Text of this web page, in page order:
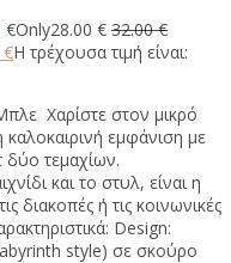
€Only28.00 € 32.00€
€Η τρέχουσα τιμή είναι:
Χαρίστε στον μικρό
εμφάνιση με
δύο τεμαχίων.
και το στυλ, είναι η
διακοπές ή τις κοινωνικές
Design:
style) σε σκούρο